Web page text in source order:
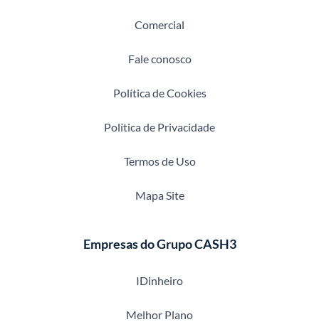
Comercial
Fale conosco
Política de Cookies
Política de Privacidade
Termos de Uso
Mapa Site
Empresas do Grupo CASH3
IDinheiro
Melhor Plano